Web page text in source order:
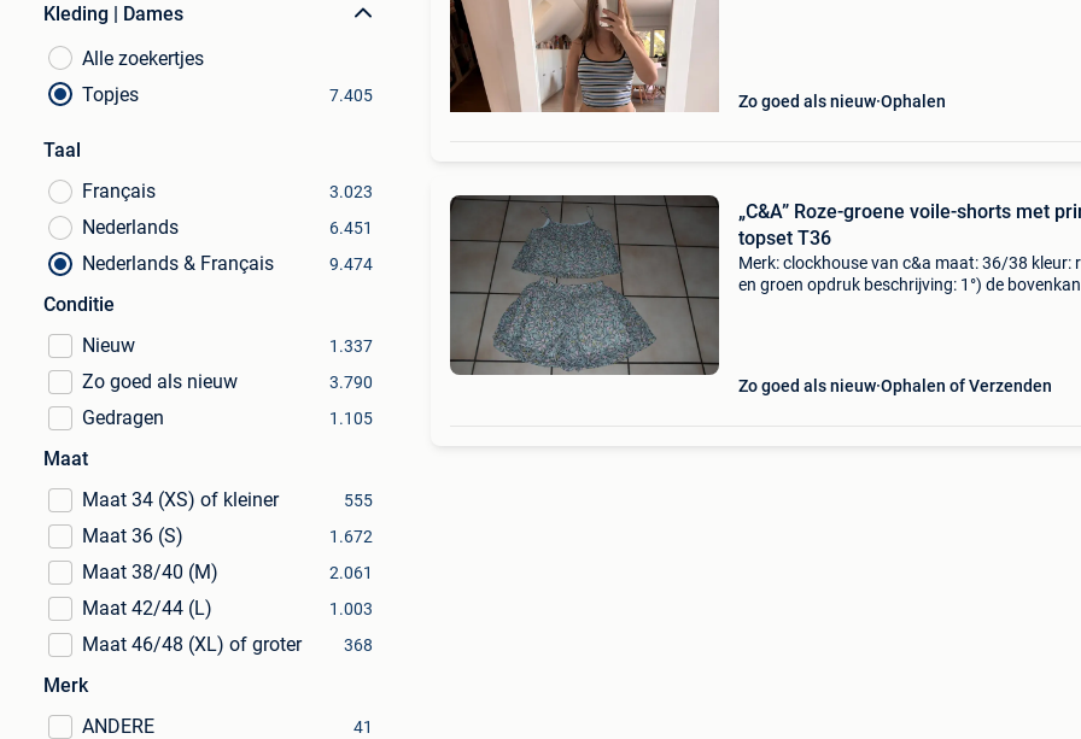
Kleding | Dames
Alle zoekertjes
Topjes
7.405
Taal
Français
3.023
Nederlands 6.451
Nederlands & Français 9.474
Conditie
Nieuw
1.337
Zo goed als nieuw 3.790
Gedragen 1.105
Maat
Maat 34 (XS) of kleiner
555
Maat 36 (S) 1.672
Maat 38/40 (M) 2.061
Maat 42/44 (L) 1.003
Maat 46/48 (XL) of groter 368
Merk
ANDERE
41
Zo goed als nieuw Ophalen
„C&A” Roze-groene voile-shorts met
topset T36
Merk: clockhouse van c&a maat: 36/38 kleur:
en groen opdruk beschrijving: 1°) de
Zo goed als nieuw Ophalen of Verzenden